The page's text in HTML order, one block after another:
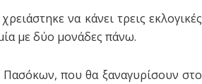
να κάνει τρεις εκλογικές
με δύο μονάδες πάνω.
που θα ξαναγυρίσουν στο